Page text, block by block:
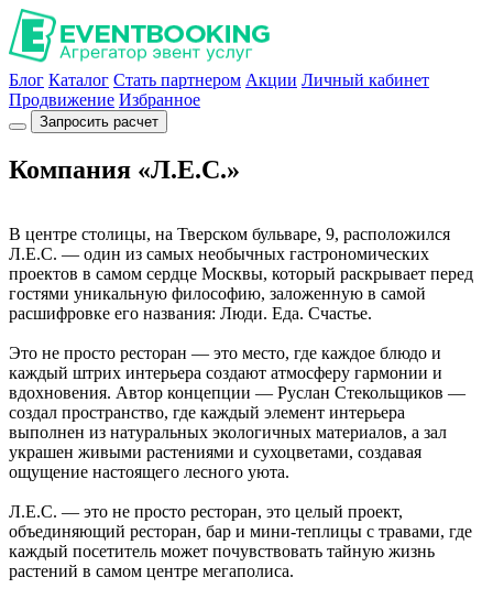
Блог Каталог Стать партнером Акции Личный кабинет
Продвижение Избранное
Запросить расчет
Компания «Л.Е.С.»
В центре столицы, на Тверском бульваре, 9, расположился
Л.Е.С. — один из самых необычных гастрономических
проектов в самом сердце Москвы, который раскрывает перед
гостями уникальную философию, заложенную в самой
расшифровке его названия: Люди. Еда. Счастье.
Это не просто ресторан — это место, где каждое блюдо и
каждый штрих интерьера создают атмосферу гармонии и
вдохновения. Автор концепции — Руслан Стекольщиков —
создал пространство, где каждый элемент интерьера
выполнен из натуральных экологичных материалов, а зал
украшен живыми растениями и сухоцветами, создавая
ощущение настоящего лесного уюта.
Л.Е.С. — это не просто ресторан, это целый проект,
объединяющий ресторан, бар и мини-теплицы с травами, где
каждый посетитель может почувствовать тайную жизнь
растений в самом центре мегаполиса.